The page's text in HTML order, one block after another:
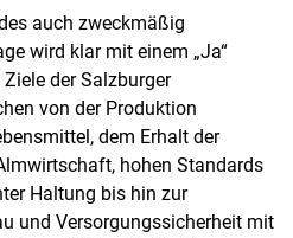
auch zweckmäßig
wird klar mit einem „Ja“
der Salzburger
von der Produktion
dem Erhalt der
hohen Standards
Haltung bis hin zur
und Versorgungssicherheit mit